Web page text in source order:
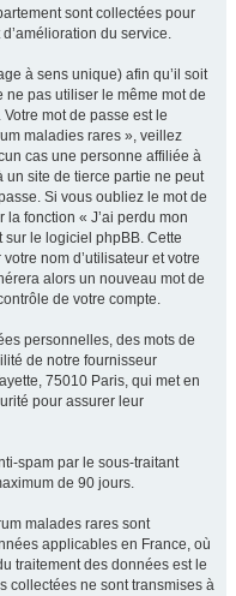
sont collectées pour
du service.
à sens unique) afin qu’il soit
pas utiliser le même mot de
mot de passe est le
maladies rares », veillez
cas une personne affiliée à
un site de tierce partie ne peut
Si vous oubliez le mot de
fonction « J’ai perdu mon
le logiciel phpBB. Cette
nom d’utilisateur et votre
alors un nouveau mot de
de votre compte.
personnelles, des mots de
de notre fournisseur
75010 Paris, qui met en
pour assurer leur
spam par le sous-traitant
de 90 jours.
malades rares sont
applicables en France, où
traitement des données est le
collectées ne sont transmises à